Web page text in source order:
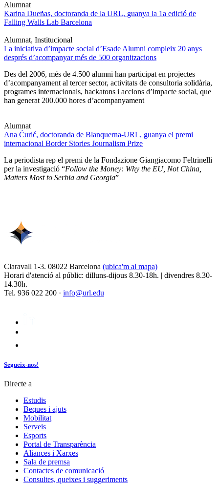
Alumnat
Karina Dueñas, doctoranda de la URL, guanya la 1a edició de
Falling Walls Lab Barcelona
Alumnat, Institucional
La iniciativa d’impacte social d’Esade Alumni compleix 20 anys
després d’acompanyar més de 500 organitzacions
Des del 2006, més de 4.500 alumni han participat en projectes
d’acompanyament al tercer sector, activitats de consultoria solidària,
programes internacionals, hackatons i accions d’impacte social, que
han generat 200.000 hores d’acompanyament
Alumnat
Ana Ćurić, doctoranda de Blanquerna-URL, guanya el premi
internacional Border Stories Journalism Prize
La periodista rep el premi de la Fondazione Giangiacomo Feltrinelli
per la investigació “Follow the Money: Why the EU, Not China,
Matters Most to Serbia and Georgia”
Claravall 1-3. 08022 Barcelona (ubica'm al mapa)
Horari d'atenció al públic: dilluns-dijous 8.30-18h. | divendres 8.30-
14.30h.
Tel. 936 022 200 · info@url.edu
Segueix-nos!
Directe a
Estudis
Beques i ajuts
Mobilitat
Serveis
Esports
Portal de Transparència
Aliances i Xarxes
Sala de premsa
Contactes de comunicació
Consultes, queixes i suggeriments